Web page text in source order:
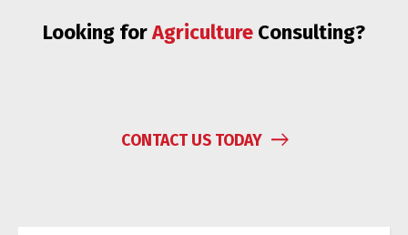
Looking forChemicalsConsulting?
CONTACT US TODAY